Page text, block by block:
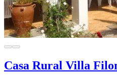
Casa Rural Villa